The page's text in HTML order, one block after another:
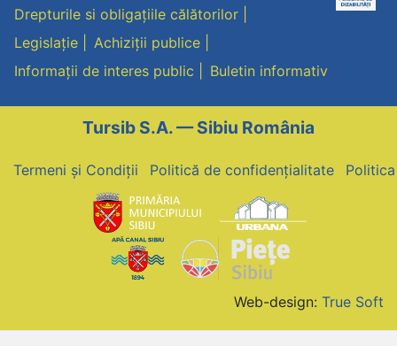
Drepturile si obligațiile călătorilor
Legislație
Achiziții publice
Informații de interes public
Buletin informativ
Tursib S.A. — Sibiu România
Termeni și Condiții Politică de confidențialitate
Web-design: True Soft